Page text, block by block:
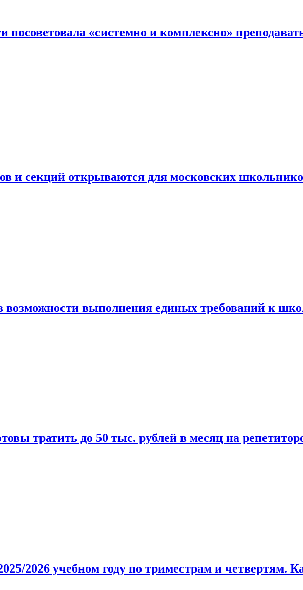
посоветовала «системно и комплексно»
и секций открываются для московских
возможности выполнения единых требований к
тратить до 50 тыс. рублей в месяц на
2026 учебном году по триместрам и четвертям.